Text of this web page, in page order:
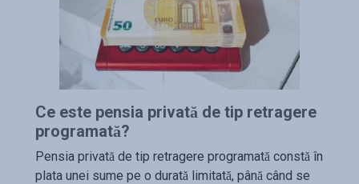
Ce este pensia privată de tip retragere
programată?
Pensia privată de tip retragere programată constă în
plata unei sume pe o durată limitată, până când se